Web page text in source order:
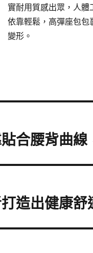
實耐用質感出眾，人體
依靠輕鬆，高彈座包包
變形。
合腰背曲
造出健康